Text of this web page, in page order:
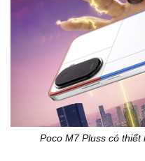
Poco M7 Pluss có thiết